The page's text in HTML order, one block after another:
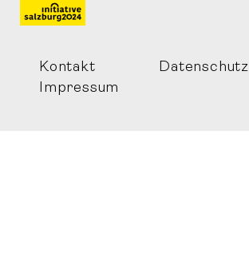
Kontakt
Impressum
Datenschutz